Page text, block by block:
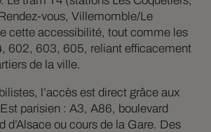
vous, Villemomble/Le
cette accessibilité, tout comme les
602, 603, 605, reliant efficacement
de la ville.
l’accès est direct grâce aux
parisien : A3, A86, boulevard
d’Alsace ou cours de la Gare. Des